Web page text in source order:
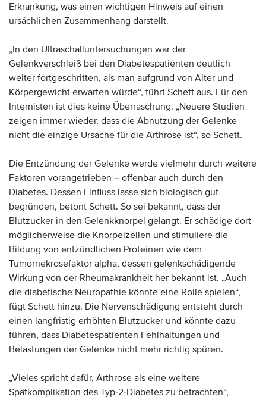
Erkrankung, was einen wichtigen Hinweis auf einen
ursächlichen Zusammenhang darstellt.
„In den Ultraschalluntersuchungen war der
Gelenkverschleiß bei den Diabetespatienten deutlich
weiter fortgeschritten, als man aufgrund von Alter und
Körpergewicht erwarten würde“, führt Schett aus. Für den
Internisten ist dies keine Überraschung. „Neuere Studien
zeigen immer wieder, dass die Abnutzung der Gelenke
nicht die einzige Ursache für die Arthrose ist“, so Schett.
Die Entzündung der Gelenke werde vielmehr durch weitere
Faktoren vorangetrieben – offenbar auch durch den
Diabetes. Dessen Einfluss lasse sich biologisch gut
begründen, betont Schett. So sei bekannt, dass der
Blutzucker in den Gelenkknorpel gelangt. Er schädige dort
möglicherweise die Knorpelzellen und stimuliere die
Bildung von entzündlichen Proteinen wie dem
Tumornekrosefaktor alpha, dessen gelenkschädigende
Wirkung von der Rheumakrankheit her bekannt ist. „Auch
die diabetische Neuropathie könnte eine Rolle spielen“,
fügt Schett hinzu. Die Nervenschädigung entsteht durch
einen langfristig erhöhten Blutzucker und könnte dazu
führen, dass Diabetespatienten Fehlhaltungen und
Belastungen der Gelenke nicht mehr richtig spüren.
„Vieles spricht dafür, Arthrose als eine weitere
Spätkomplikation des Typ-2-Diabetes zu betrachten“,